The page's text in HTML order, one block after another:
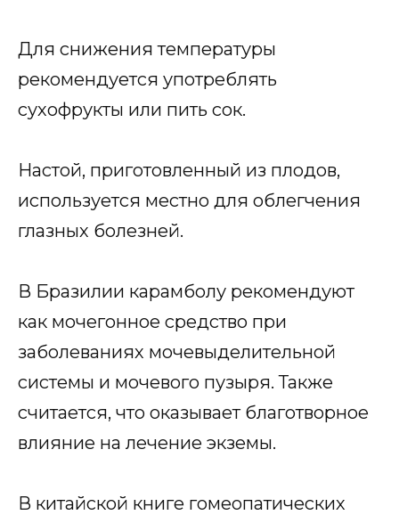
Для снижения температуры
рекомендуется употреблять
сухофрукты или пить сок.
Настой, приготовленный из плодов,
используется местно для облегчения
глазных болезней.
В Бразилии карамболу рекомендуют
как мочегонное средство при
заболеваниях мочевыделительной
системы и мочевого пузыря. Также
считается, что оказывает благотворное
влияние на лечение экземы.
В китайской книге гомеопатических